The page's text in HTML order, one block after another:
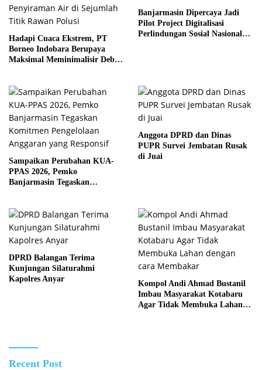
Hadapi Cuaca Ekstrem, PT
Borneo Indobara Berupaya
Maksimal Meminimalisir Debu
Banjarmasin Dipercaya Jadi
Pilot Project Digitalisasi
Perlindungan Sosial Nasional
Sampaikan Perubahan KUA-
PPAS 2026, Pemko
Banjarmasin Tegaskan
Anggota DPRD dan Dinas
PUPR Survei Jembatan Rusak
di Juai
DPRD Balangan Terima
Kunjungan Silaturahmi
Kapolres Anyar
Kompol Andi Ahmad Bustanil
Imbau Masyarakat Kotabaru
Agar Tidak Membuka Lahan
Recent Post